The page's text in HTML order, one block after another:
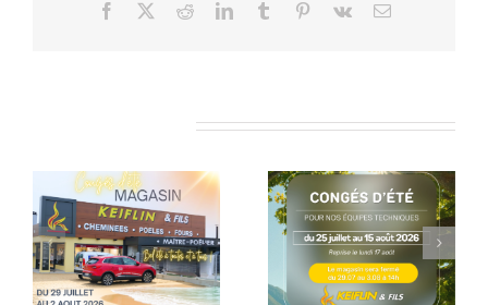
Facebook RedditLinkedInTumblr Pinterest
Vk Email
Pause estivale
pour nos équipes
techniques
Dernières
réalisation